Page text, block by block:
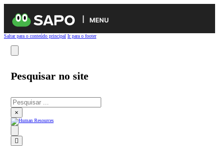
MENU
Saltar para o conteúdo principal Ir para o footer
Pesquisar no site
Pesquisar
×